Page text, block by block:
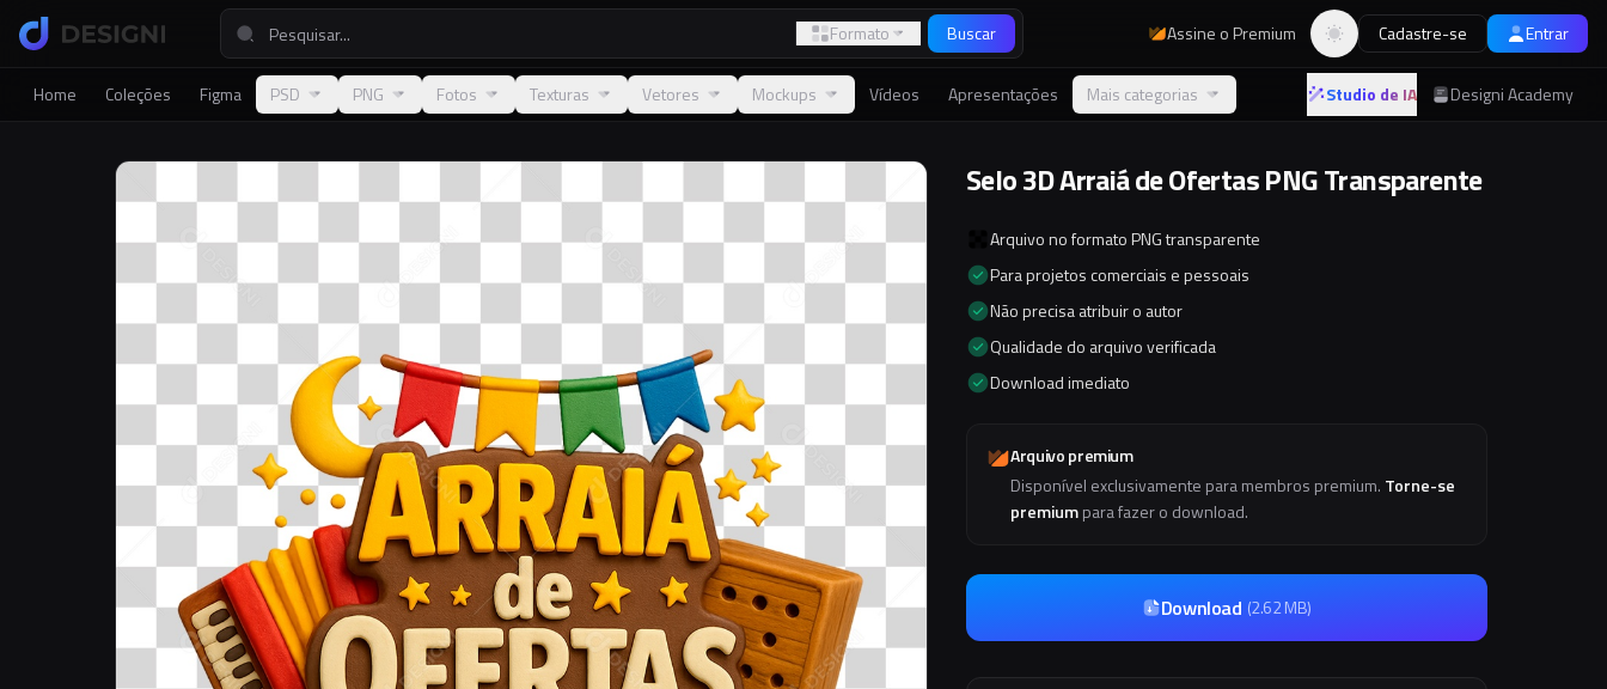
Formato Buscar Assine o Premium Alternar tema
Cadastre-se Entrar
Home Coleções Figma PSD PNG Fotos Texturas Vetores Mockups Vídeos Apresentações Mais categorias Studio de IA Designi Academy
Selo 3D Arraiá de Ofertas PNG Transparente
Arquivo no formato PNG transparente
Para projetos comerciais e pessoais
Não precisa atribuir o autor
Qualidade do arquivo verificada
Download imediato
Arquivo premium
Disponível exclusivamente para membros premium. Torne-se
premiumpara fazer o download.
Download (2.62 MB)